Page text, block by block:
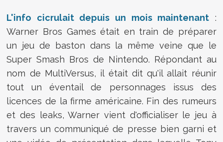
L'info cicrulait depuis un mois maintenant :
Warner Bros Games était en train de préparer
un jeu de baston dans la même veine que le
Super Smash Bros de Nintendo. Répondant au
nom de MultiVersus, il était dit qu'il allait réunir
tout un éventail de personnages issus des
licences de la firme américaine. Fin des rumeurs
et des leaks, Warner vient d'officialiser le jeu à
travers un communiqué de presse bien garni et